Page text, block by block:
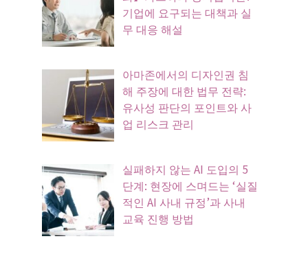
기업에 요구되는 대책과 실
무 대응 해설
아마존에서의 디자인권 침
해 주장에 대한 법무 전략:
유사성 판단의 포인트와 사
업 리스크 관리
실패하지 않는 AI 도입의 5
단계: 현장에 스며드는 ‘실질
적인 AI 사내 규정’과 사내
교육 진행 방법